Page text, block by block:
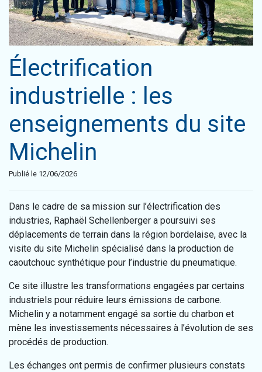
Électrification
industrielle : les
enseignements du site
Michelin
Publié le 12/06/2026
Dans le cadre de sa mission sur l’électrification des
industries, Raphaël Schellenberger a poursuivi ses
déplacements de terrain dans la région bordelaise, avec la
visite du site Michelin spécialisé dans la production de
caoutchouc synthétique pour l’industrie du pneumatique.
Ce site illustre les transformations engagées par certains
industriels pour réduire leurs émissions de carbone.
Michelin y a notamment engagé sa sortie du charbon et
mène les investissements nécessaires à l’évolution de ses
procédés de production.
Les échanges ont permis de confirmer plusieurs constats